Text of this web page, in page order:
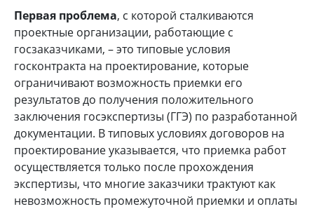
Первая проблема, с которой сталкиваются
проектные организации, работающие с
госзаказчиками, – это типовые условия
госконтракта на проектирование, которые
ограничивают возможность приемки его
результатов до получения положительного
заключения госэкспертизы (ГГЭ) по разработанной
документации. В типовых условиях договоров на
проектирование указывается, что приемка работ
осуществляется только после прохождения
экспертизы, что многие заказчики трактуют как
невозможность промежуточной приемки и оплаты